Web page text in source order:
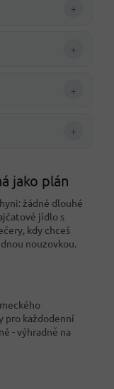
+
+
+
+
jako plán
žádné dlouhé
jídlo s
kdy chceš
nouzovkou.
pro každodenní
- výhradně na